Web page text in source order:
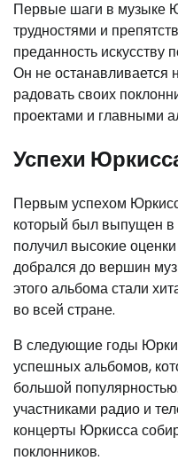
Первые шаги в музыке
трудностями и
преданность искусству
Он не останавливается
радовать своих
проектами и главными
Успехи
Первым успехом
который был выпущен в
получил высокие
добрался до вершин
этого альбома стали
во всей стране.
В следующие годы
успешных альбомов,
большой
участниками радио и
концерты Юркисса
поклонников.